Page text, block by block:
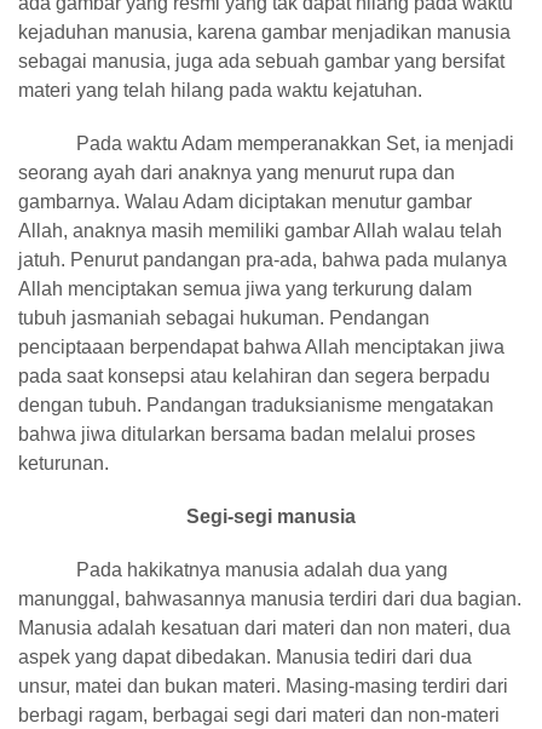
kejaduhan manusia, karena gambar menjadikan manusia
sebagai manusia, juga ada sebuah gambar yang bersifat
materi yang telah hilang pada waktu kejatuhan.
Pada waktu Adam memperanakkan Set, ia menjadi
seorang ayah dari anaknya yang menurut rupa dan
gambarnya. Walau Adam diciptakan menutur gambar
Allah, anaknya masih memiliki gambar Allah walau telah
jatuh. Penurut pandangan pra-ada, bahwa pada mulanya
Allah menciptakan semua jiwa yang terkurung dalam
tubuh jasmaniah sebagai hukuman. Pendangan
penciptaaan berpendapat bahwa Allah menciptakan jiwa
pada saat konsepsi atau kelahiran dan segera berpadu
dengan tubuh. Pandangan traduksianisme mengatakan
bahwa jiwa ditularkan bersama badan melalui proses
keturunan.
Segi-segi manusia
Pada hakikatnya manusia adalah dua yang
manunggal, bahwasannya manusia terdiri dari dua bagian.
Manusia adalah kesatuan dari materi dan non materi, dua
aspek yang dapat dibedakan. Manusia tediri dari dua
unsur, matei dan bukan materi. Masing-masing terdiri dari
berbagi ragam, berbagai segi dari materi dan non-materi